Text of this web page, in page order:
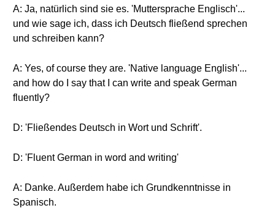
A: Ja, natürlich sind sie es. 'Muttersprache Englisch'...
und wie sage ich, dass ich Deutsch fließend sprechen
und schreiben kann?
A: Yes, of course they are. 'Native language English'...
and how do I say that I can write and speak German
fluently?
D: 'Fließendes Deutsch in Wort und Schrift'.
D: 'Fluent German in word and writing'
A: Danke. Außerdem habe ich Grundkenntnisse in
Spanisch.